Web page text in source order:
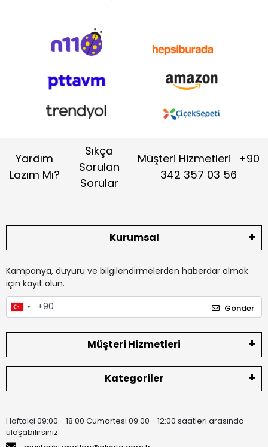
Yardım
Lazım Mı?
Sıkça
Sorulan
Sorular
Müşteri Hizmetleri
+90
342 357 03 56
Kurumsal
Kampanya, duyuru ve bilgilendirmelerden haberdar olmak
için kayıt olun.
Gönder
Müşteri Hizmetleri
Kategoriler
Haftaiçi 09:00 - 18:00 Cumartesi 09:00 - 12:00 saatleri arasında
ulaşabilirsiniz.